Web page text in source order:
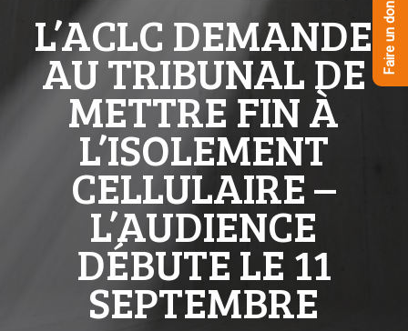
L’ACLC DEMANDE
AU TRIBUNAL DE
METTRE FIN À
L’ISOLEMENT
CELLULAIRE –
L’AUDIENCE
DÉBUTE LE 11
SEPTEMBRE
Faire un don